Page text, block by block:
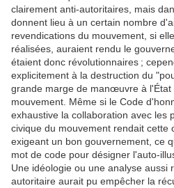
clairement anti-autoritaires, mais
donnent lieu à un certain nombre
revendications du mouvement, si
réalisées, auraient rendu le
étaient donc révolutionnaires ;
explicitement à la destruction du
grande marge de manœuvre à
mouvement. Même si le Code
exhaustive la collaboration avec les
civique du mouvement rendait cette
exigeant un bon gouvernement, ce
mot de code pour désigner l'auto-
Une idéologie ou une analyse aussi
autoritaire aurait pu empêcher la